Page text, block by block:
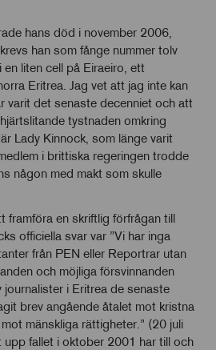
hans död i november 2006,
han som fånge nummer tolv
liten cell på Eiraeiro, ett
Eritrea. Jag vet att jag inte kan
varit det senaste decenniet och att
tystnaden omkring
Lady Kinnock, som länge varit
i brittiska regeringen trodde
någon med makt som skulle
framföra en skriftlig förfrågan till
officiella svar var ”Vi har inga
från PEN eller Reportrar utan
och möjliga försvinnanden
i Eritrea de senaste
brev angående åtalet mot kristna
mänskliga rättigheter.” (20 juli
fallet i oktober 2001 har till och